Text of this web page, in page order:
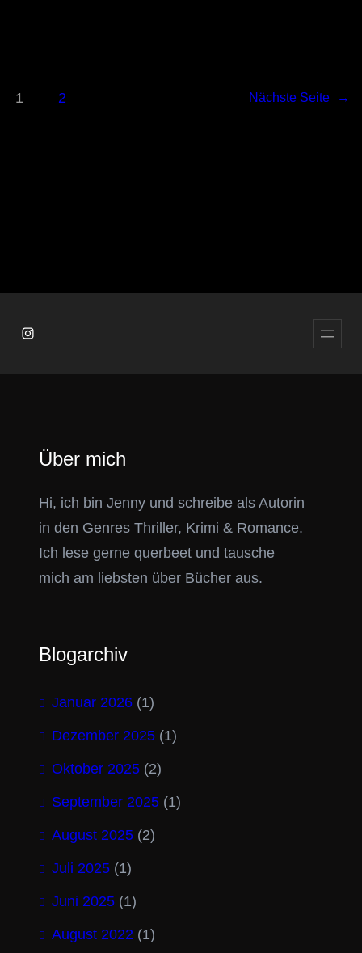
1 2 Nächste Seite →
Instagram
Über mich
Hi, ich bin Jenny und schreibe als Autorin
in den Genres Thriller, Krimi & Romance.
Ich lese gerne querbeet und tausche
mich am liebsten über Bücher aus.
Blogarchiv
Januar 2026 (1)
Dezember 2025 (1)
Oktober 2025 (2)
September 2025 (1)
August 2025 (2)
Juli 2025 (1)
Juni 2025 (1)
August 2022 (1)